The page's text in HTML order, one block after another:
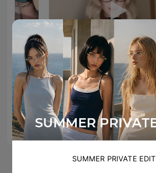
12
1
Ann エン 앤
ڪـيـتـي فاشـטּ 🐰💗
Nice second pair of glasses 😍😭
jenniebibibp
I love your voice 🫶
@hypenlorve아 낀 다
Glasses 2
見る
SUMMER PRIVATE EDIT